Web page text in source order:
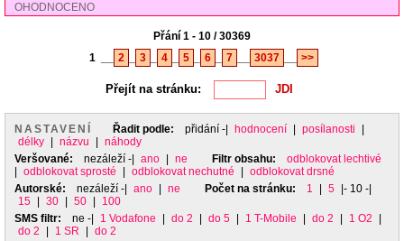
OHODNOCENO
Přání 1 - 10 / 30369
1
2 3 4 5 6 7 3037 >>
Přejít na stránku:
NASTAVENÍ Řadit podle: přidání -| hodnocení posílanosti
délky
názvu
náhody
Veršované:
nezáleží -| ano ne Filtr obsahu:
odblokovat lechtivé
odblokovat sprosté odblokovat nechutné
odblokovat drsné
Autorské:
nezáleží -| ano ne Počet na stránku: 1 5
|- 10 -|
15
30 50
100
SMS filtr:
ne -| 1 Vodafone do 2 do 5 1 T-Mobile do 2 1 O2
do 2
1 SR do 2